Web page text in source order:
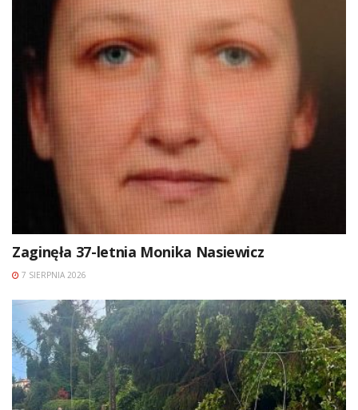
Zaginęła 37-letnia Monika Nasiewicz
7 SIERPNIA 2026